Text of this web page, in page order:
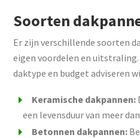
Soorten
Er zijn verschillende soorten
eigen voordelen en
daktype en budget adviseren
Keramische dakpannen:
een levensduur van meer
Betonnen dakpannen: